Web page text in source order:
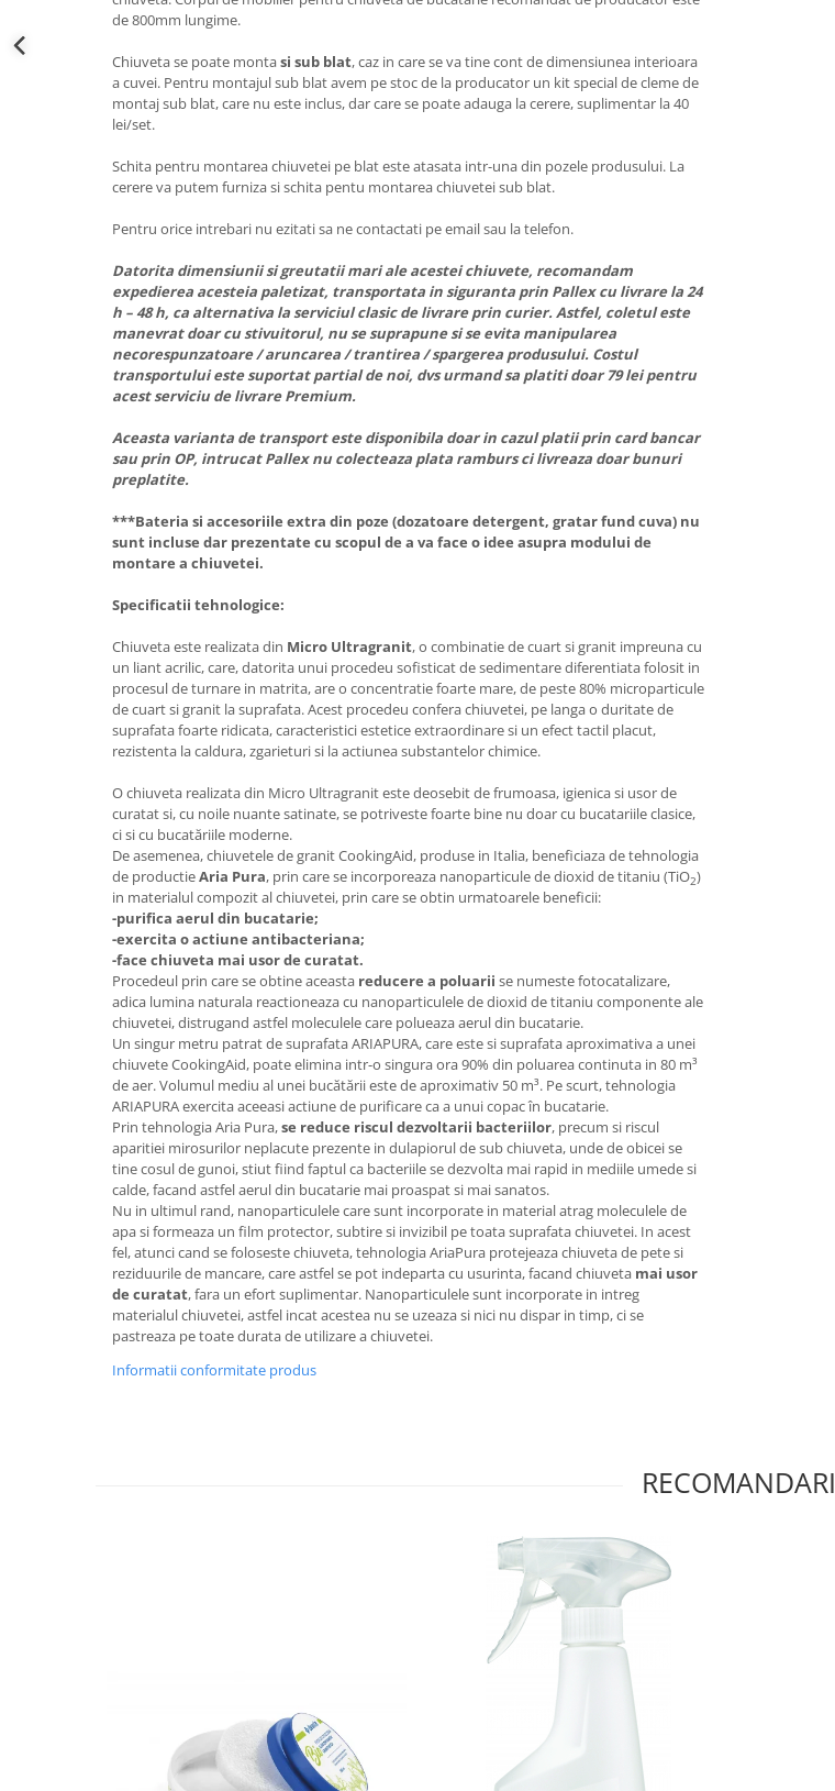
de 800mm lungime.
Chiuveta se poate montasi sub blat, caz in care se va tine cont de dimensiunea interioara
a cuvei. Pentru montajul sub blat avem pe stoc de la producator un kit special de cleme de
montaj sub blat, care nu este inclus, dar care se poate adauga la cerere, suplimentar la 40
lei/set.
Schita pentru montarea chiuvetei pe blat este atasata intr-una din pozele produsului. La
cerere va putem furniza si schita pentu montarea chiuvetei sub blat.
Pentru orice intrebari nu ezitati sa ne contactati pe email sau la telefon.
Datorita dimensiunii si greutatii mari ale acestei chiuvete, recomandam
expedierea acesteia paletizat, transportata in siguranta prin Pallex cu livrare la 24
h – 48 h, ca alternativa la serviciul clasic de livrare prin curier. Astfel, coletul este
manevrat doar cu stivuitorul, nu se suprapune si se evita manipularea
necorespunzatoare / aruncarea / trantirea / spargerea produsului. Costul
transportului este suportat partial de noi, dvs urmand sa platiti doar 79 lei pentru
acest serviciu de livrare Premium.
Aceasta varianta de transport este disponibila doar in cazul platii prin card bancar
sau prin OP, intrucat Pallex nu colecteaza plata ramburs ci livreaza doar bunuri
preplatite.
***Bateria si accesoriile extra din poze (dozatoare detergent, gratar fund cuva) nu
sunt incluse dar prezentate cu scopul de a va face o idee asupra modului de
montare a chiuvetei.
Specificatii tehnologice:
Chiuveta este realizata din Micro Ultragranit, o combinatie de cuart si granit impreuna cu
un liant acrilic, care, datorita unui procedeu sofisticat de sedimentare diferentiata folosit in
procesul de turnare in matrita, are o concentratie foarte mare, de peste 80% microparticule
de cuart si granit la suprafata. Acest procedeu confera chiuvetei, pe langa o duritate de
suprafata foarte ridicata, caracteristici estetice extraordinare si un efect tactil placut,
rezistenta la caldura, zgarieturi si la actiunea substantelor chimice.
O chiuveta realizata din Micro Ultragranit este deosebit de frumoasa, igienica si usor de
curatat si, cu noile nuante satinate, se potriveste foarte bine nu doar cu bucatariile clasice,
ci si cu bucatăriile moderne.
De asemenea, chiuvetele de granit CookingAid, produse in Italia, beneficiaza de tehnologia
de productieAria Pura, prin care se incorporeaza nanoparticule de dioxid de titaniu (TiO2)
in materialul compozit al chiuvetei, prin care se obtin urmatoarele beneficii:
-purifica aerul din bucatarie;
-exercita o actiune antibacteriana;
-face chiuveta mai usor de curatat.
Procedeul prin care se obtine aceasta reducere a poluarii se numeste fotocatalizare,
adica lumina naturala reactioneaza cu nanoparticulele de dioxid de titaniu componente ale
chiuvetei, distrugand astfel moleculele care polueaza aerul din bucatarie.
Un singur metru patrat de suprafata ARIAPURA, care este si suprafata aproximativa a unei
chiuvete CookingAid, poate elimina intr-o singura ora 90% din poluarea continuta in 80 m³
de aer. Volumul mediu al unei bucătării este de aproximativ 50 m³. Pe scurt, tehnologia
ARIAPURA exercita aceeasi actiune de purificare ca a unui copac în bucatarie.
Prin tehnologia Aria Pura,se reduce riscul dezvoltarii bacteriilor, precum si riscul
aparitiei mirosurilor neplacute prezente in dulapiorul de sub chiuveta, unde de obicei se
tine cosul de gunoi, stiut fiind faptul ca bacteriile se dezvolta mai rapid in mediile umede si
calde, facand astfel aerul din bucatarie mai proaspat si mai sanatos.
Nu in ultimul rand, nanoparticulele care sunt incorporate in material atrag moleculele de
apa si formeaza un film protector, subtire si invizibil pe toata suprafata chiuvetei. In acest
fel, atunci cand se foloseste chiuveta, tehnologia AriaPura protejeaza chiuveta de pete si
reziduurile de mancare, care astfel se pot indeparta cu usurinta, facand chiuveta mai usor
de curatat, fara un efort suplimentar. Nanoparticulele sunt incorporate in intreg
materialul chiuvetei, astfel incat acestea nu se uzeaza si nici nu dispar in timp, ci se
pastreaza pe toate durata de utilizare a chiuvetei.
Informatii conformitate produs
RECOMANDARI